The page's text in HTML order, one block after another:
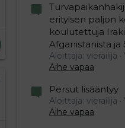
erityisen paljon
koulutettuja
Afganistanista ja
Aloittaja: vierailija
Aihe vapaa
Persut lisääntyy
Aloittaja: vierailija
Aihe vapaa